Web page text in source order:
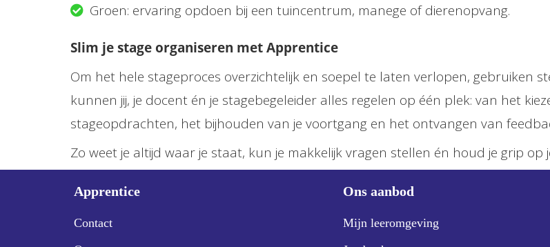
Groen: ervaring opdoen bij een tuincentrum, manege of dierenopvang.
Slim je stage organiseren met Apprentice
Om het hele stageproces overzichtelijk en soepel te laten verlopen, gebruiken
kunnen jij, je docent én je stagebegeleider alles regelen op één plek: van het
stageopdrachten, het bijhouden van je voortgang en het ontvangen van
Zo weet je altijd waar je staat, kun je makkelijk vragen stellen én houd je grip op
Apprentice
Contact
Ons aanbod
Mijn leeromgeving